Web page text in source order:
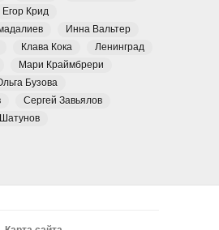
Егор Крид
Инна Вальтер
Клава Кока
Ленинград
Мари Краймбрери
Бузова
Сергей Завьялов